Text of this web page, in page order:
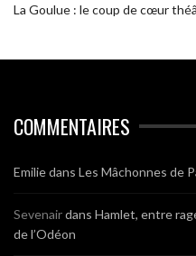
La Goulue : le coup de cœur
COMMENTAIRES
Emiliedans Les Mâchonnes de
Sevenairdans Hamlet, entre
de l’Odéon